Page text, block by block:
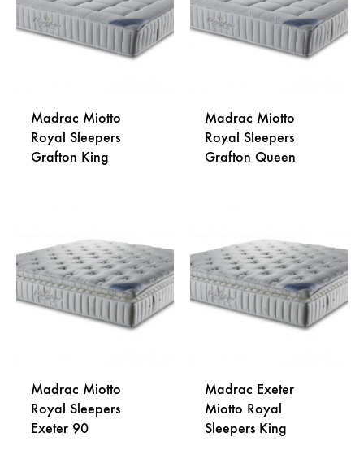
ŽELJA
ŽELJA
Madrac Miotto
Royal Sleepers
Grafton King
LISTU
ŽELJA
Madrac Miotto
Royal Sleepers
Grafton Queen
LISTU
ŽELJA
Madrac Miotto
Royal Sleepers
Exeter 90
Madrac Exeter
Miotto Royal
Sleepers King